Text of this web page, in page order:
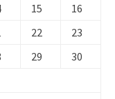
15
16
22
23
29
30